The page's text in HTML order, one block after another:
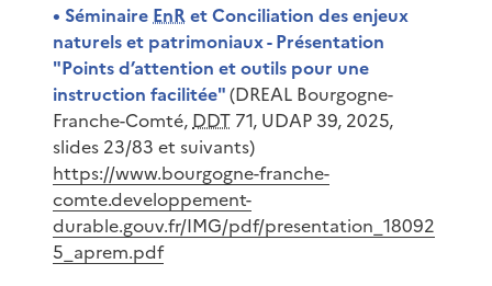
• Séminaire EnRet Conciliation des enjeux
naturels et patrimoniaux - Présentation
"Points d’attention et outils pour une
instruction facilitée"(DREAL Bourgogne-
Franche-Comté, DDT 71, UDAP 39, 2025,
slides 23/83 et suivants)
https://www.bourgogne-franche-
comte.developpement-
durable.gouv.fr/IMG/pdf/presentation_18092
5_aprem.pdf